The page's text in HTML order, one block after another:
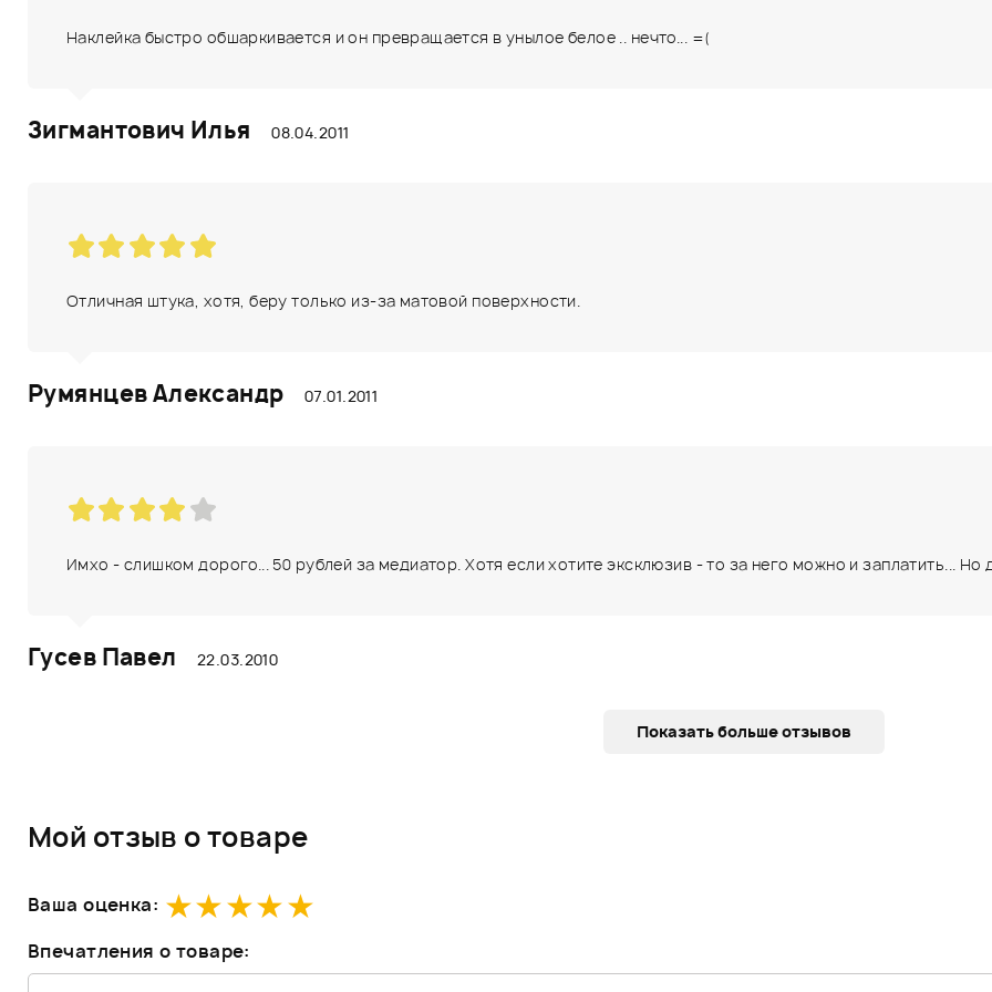
Наклейка быстро обшаркивается и он превращается в унылое белое .. нечто... =(
Зигмантович Илья 08.04.2011
Отличная штука, хотя, беру только из-за матовой поверхности.
Румянцев Александр 07.01.2011
Имхо - слишком дорого... 50 рублей за медиатор. Хотя если хотите эксклюзив - то за него можно и заплатить...
Гусев Павел 22.03.2010
Показать больше отзывов
Мой отзыв о товаре
Ваша оценка:
Впечатления о товаре: